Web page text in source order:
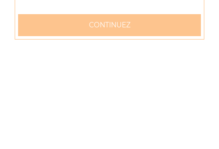
pacifico junior
Base sauce tomate, mozzarella, saumon fumé, oeufs de
lump, crème fraîche, citron
CONTINUEZ